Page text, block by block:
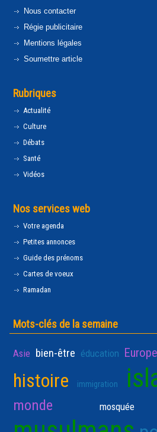
Nous contacter
Régie publicitaire
Mentions légales
Soumettre article
Rubriques
Actualité
Culture
Débats
Santé
Vidéos
Nos services web
Votre agenda
Petites annonces
Guide des prénoms
Cartes de voeux
Ramadan
Mots-clés de la semaine
Asie bien-être éducation Europe
histoire immigration
monde mosquée